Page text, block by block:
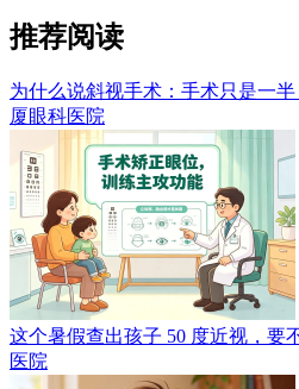
推荐阅读
为什么说斜视手术：手术只是一
厦眼科医院
这个暑假查出孩子 50 度近视，要
医院